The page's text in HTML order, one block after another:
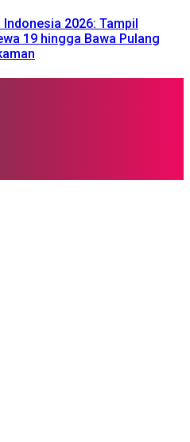
2026: Tampil
19 hingga Bawa Pulang